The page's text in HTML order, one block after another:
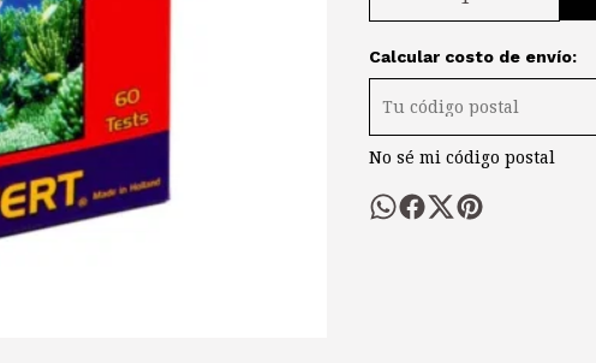
Calcular costo de envío:
No sé mi código postal